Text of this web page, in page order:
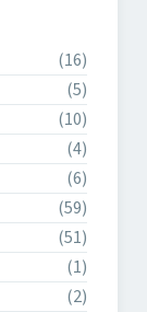
(16)
(5)
(10)
(4)
(6)
(59)
(51)
(1)
(2)